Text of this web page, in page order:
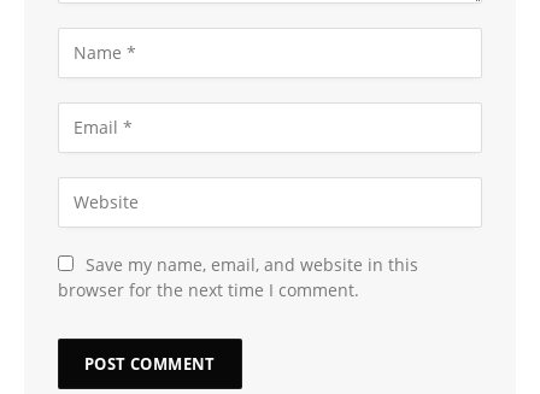
Save my name, email, and website in this
browser for the next time I comment.